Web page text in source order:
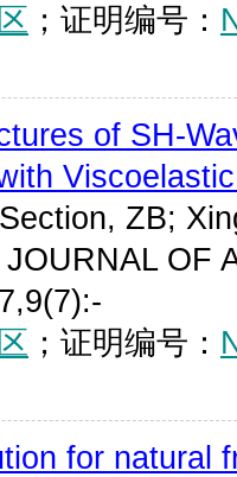
；证明编号：
of SH-
ZB;
OF
；证明编号：
for natural